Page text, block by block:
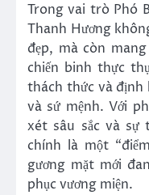
Trong vai trò Phó
Thanh Hương
đẹp, mà còn
chiến binh thực
thách thức và định
và sứ mệnh. Với
xét sâu sắc và sự
chính là một
gương mặt mới
phục vương miện.